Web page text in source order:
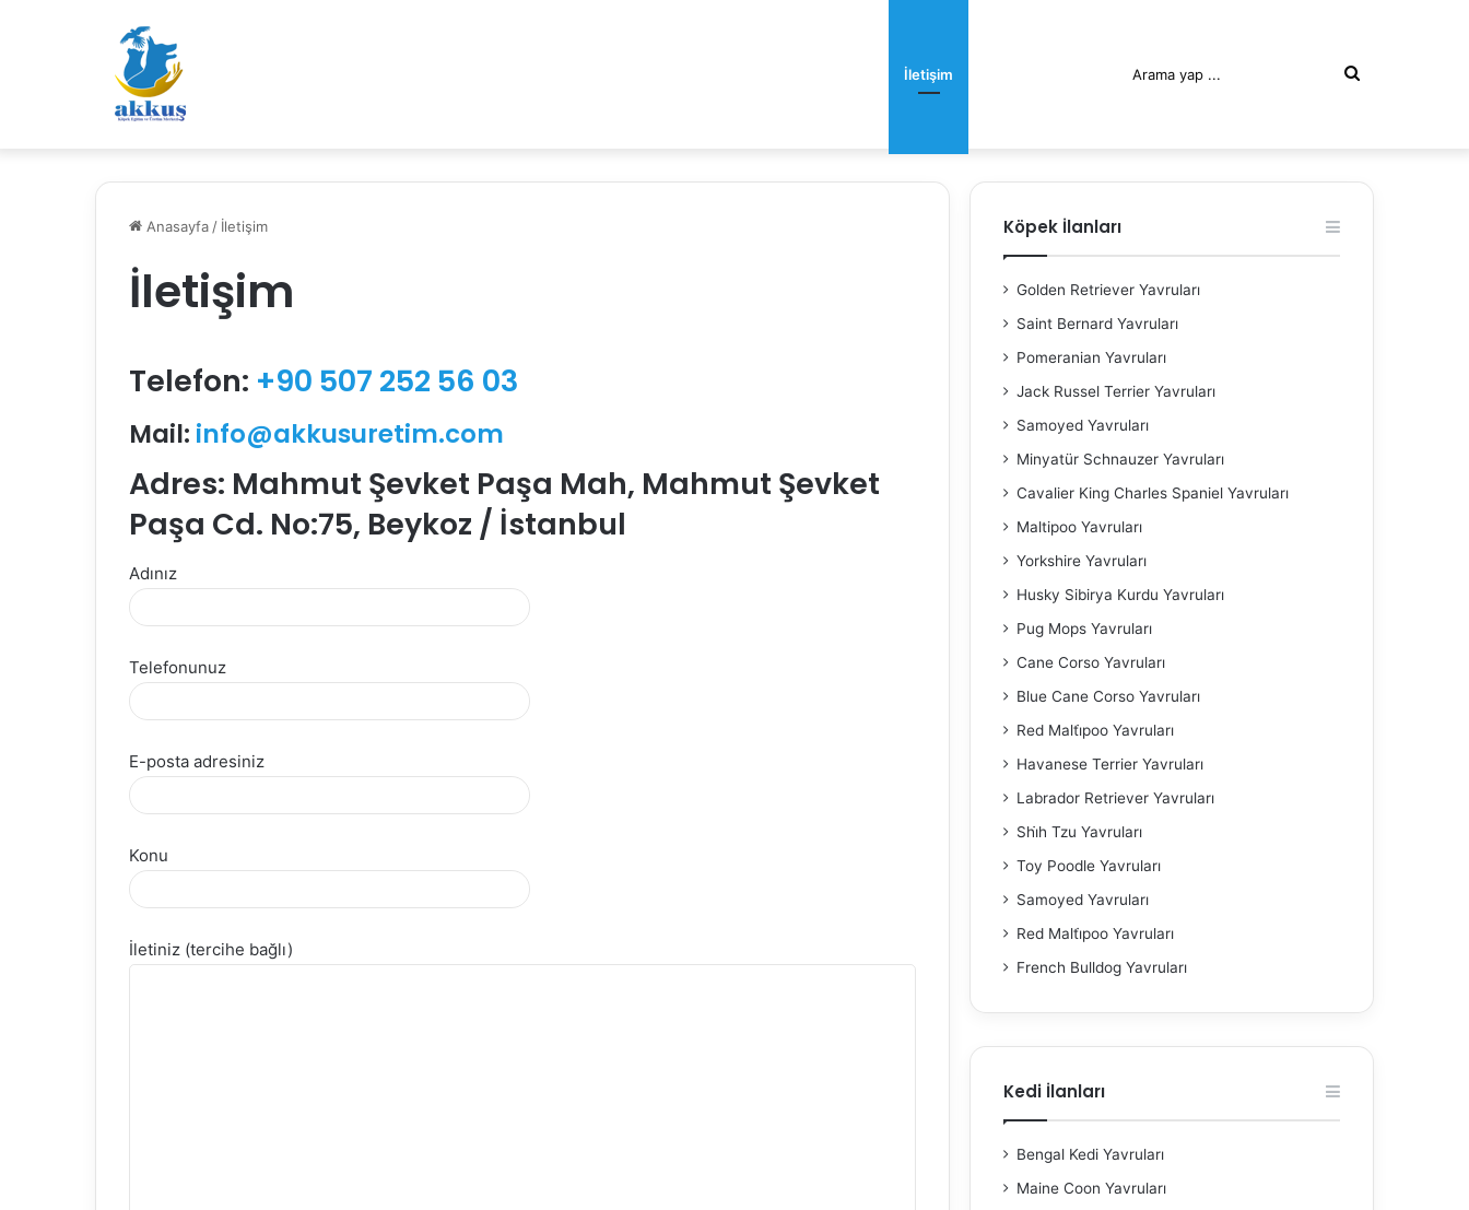
İletişim
Anasayfa / İletişim
İletişim
Telefon: +90 507 252 56 03
Mail: info@akkusuretim.com
Adres: Mahmut Şevket Paşa Mah, Mahmut Şevket
Paşa Cd. No:75, Beykoz / İstanbul
Adınız
Telefonunuz
E-posta adresiniz
Konu
İletiniz (tercihe bağlı)
Köpek İlanları
Golden Retriever Yavruları
Saint Bernard Yavruları
Pomeranian Yavruları
Jack Russel Terrier Yavruları
Samoyed Yavruları
Minyatür Schnauzer Yavruları
Cavalier King Charles Spaniel​ Yavruları
Maltipoo Yavruları
Yorkshire Yavruları
Husky Sibirya Kurdu Yavruları
Pug Mops Yavruları
Cane Corso Yavruları
Blue Cane Corso Yavruları
Red Malti̇poo Yavruları
Havanese Terrier Yavruları
Labrador Retriever Yavruları
Shi̇h Tzu Yavruları
Toy Poodle Yavruları
Samoyed Yavruları
Red Malti̇poo Yavruları
French Bulldog Yavruları
Kedi İlanları
Bengal Kedi Yavruları
Maine Coon Yavruları